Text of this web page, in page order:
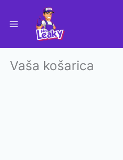
content
Vaša košarica